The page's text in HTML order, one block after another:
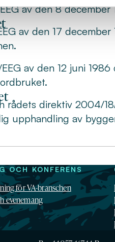
av den 8
av den 17
av den 12 juni
rådets direktiv 2004/
upphandling av
OCH KONFERENS
för VA-branschen
evenemang